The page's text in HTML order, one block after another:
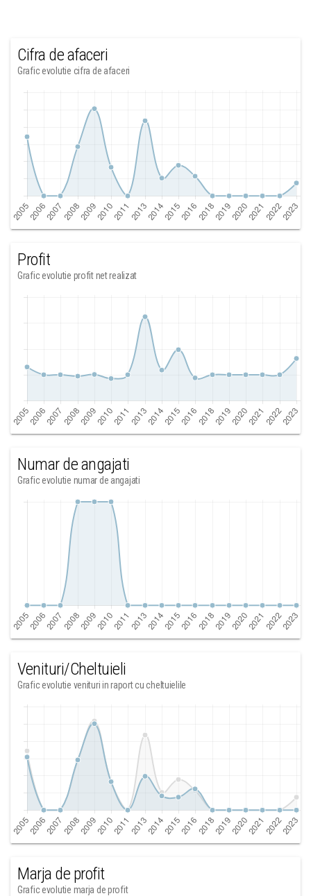
Cifra de afaceri
Grafic evolutie cifra de afaceri
Profit
Grafic evolutie profit net realizat
Numar de angajati
Grafic evolutie numar de angajati
Venituri/Cheltuieli
Grafic evolutie venituri in raport cu cheltuielile
Marja de profit
Grafic evolutie marja de profit